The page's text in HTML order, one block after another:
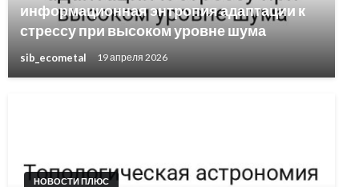
информационная энтропия адаптации к
стрессу при высоком уровне шума
sib_ecometal 19 апреля 2026
НОВОСТИ ПЛЮС